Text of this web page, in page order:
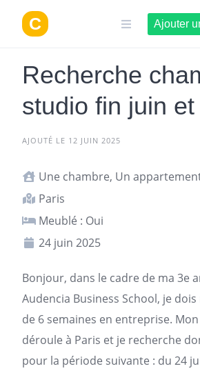
contenu
Ajouter
Recherche
studio fin juin
AJOUTÉ LE 12 JUIN 2025
Une chambre, Un
Paris
Meublé : Oui
24 juin 2025
Bonjour, dans le cadre de ma 3e
Audencia Business School, je
de 6 semaines en entreprise.
déroule à Paris et je recherche
pour la période suivante : du 24